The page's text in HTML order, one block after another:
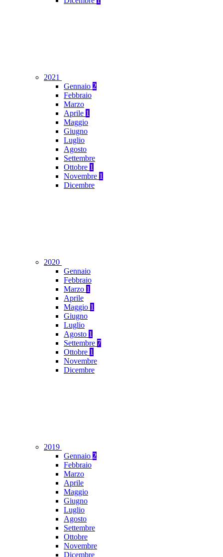
2021
Gennaio 2
Febbraio
Marzo
Aprile 1
Maggio
Giugno
Luglio
Agosto
Settembre
Ottobre 1
Novembre 1
Dicembre
2020
Gennaio
Febbraio
Marzo 1
Aprile
Maggio 1
Giugno
Luglio
Agosto 1
Settembre 7
Ottobre 1
Novembre
Dicembre
2019
Gennaio 2
Febbraio
Marzo
Aprile
Maggio
Giugno
Luglio
Agosto
Settembre
Ottobre
Novembre
Dicembre